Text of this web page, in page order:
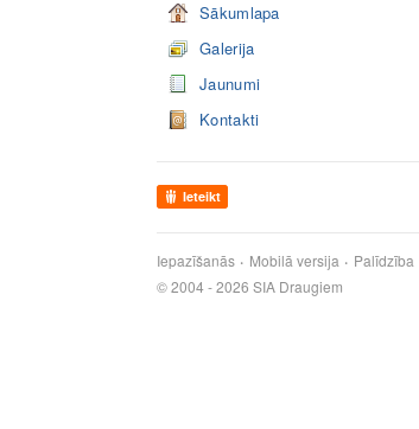
Sākumlapa
Galerija
Jaunumi
Kontakti
Ieteikt
Iepazīšanās Mobilā versija Palīdzība
© 2004 - 2026 SIA Draugiem